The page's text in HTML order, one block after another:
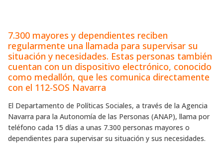
7.300 mayores y dependientes reciben
regularmente una llamada para supervisar su
situación y necesidades. Estas personas también
cuentan con un dispositivo electrónico, conocido
como medallón, que les comunica directamente
con el 112-SOS Navarra
El Departamento de Políticas Sociales, a través de la Agencia
Navarra para la Autonomía de las Personas (ANAP), llama por
teléfono cada 15 días a unas 7.300 personas mayores o
dependientes para supervisar su situación y sus necesidades.